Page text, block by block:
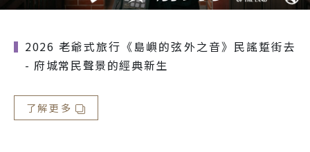
2026 老爺式旅行《島嶼的弦外之音》民謠踅街去
- 府城常民聲景的經典新生
了解更多